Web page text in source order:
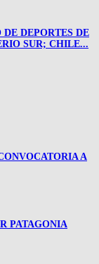
DEPORTES DE
SUR; CHILE...
A
PATAGONIA